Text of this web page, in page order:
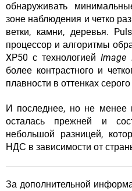
обнаруживать
зоне наблюдения и четко
ветки, камни, деревья.
процессор и алгоритмы
XP50 с технологиейImage
более контрастного и
плавности в оттенках
И последнее, но не менее
осталась прежней и
небольшой разницей,
НДС в зависимости от
За дополнительной